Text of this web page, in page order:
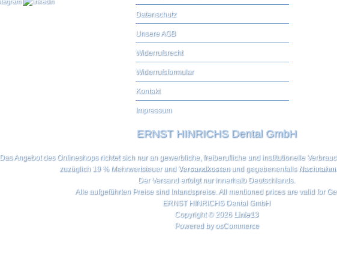
Datenschutz
Unsere AGB
Widerrufsrecht
Widerrufsformular
Kontakt
Impressum
ERNST HINRICHS Dental GmbH
Das Angebot des Onlineshops richtet sich nur an gewerbliche, freiberufliche und institutionelle
zuzüglich 19 % Mehrwertsteuer und Versandkostenund gegebenenfalls
Der Versand erfolgt nur innerhalb Deutschlands.
Alle aufgeführten Preise sind Inlandspreise. All mentioned prices are valid for
ERNST HINRICHS Dental GmbH
Copyright © 2026 Linie13
Powered by osCommerce